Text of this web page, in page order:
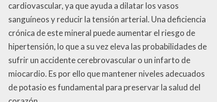
cardiovascular, ya que ayuda a dilatar los vasos
sanguíneos y reducir la tensión arterial. Una deficiencia
crónica de este mineral puede aumentar el riesgo de
hipertensión, lo que a su vez eleva las probabilidades de
sufrir un accidente cerebrovascular o un infarto de
miocardio. Es por ello que mantener niveles adecuados
de potasio es fundamental para preservar la salud del